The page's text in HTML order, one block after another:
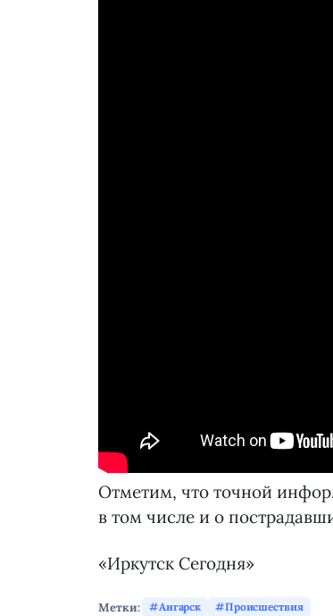
Отметим, что точной
в том числе и о
«Иркутск Сегодня»
Метки: Ангарск Происшествия